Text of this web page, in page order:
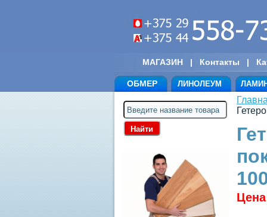
МАГАЗИН | Контакты |
ОБМЕР ЛИНОЛЕУМ